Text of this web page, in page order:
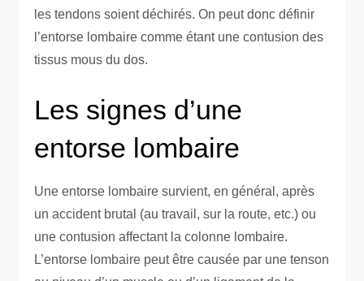
les tendons soient déchirés. On peut donc définir
l’entorse lombaire comme étant une contusion des
tissus mous du dos.
Les signes d’une
entorse lombaire
Une entorse lombaire survient, en général, après
un accident brutal (au travail, sur la route, etc.) ou
une contusion affectant la colonne lombaire.
L’entorse lombaire peut être causée par une tenson